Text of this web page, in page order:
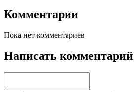
Комментарии
Пока нет комментариев
Написать комментарий